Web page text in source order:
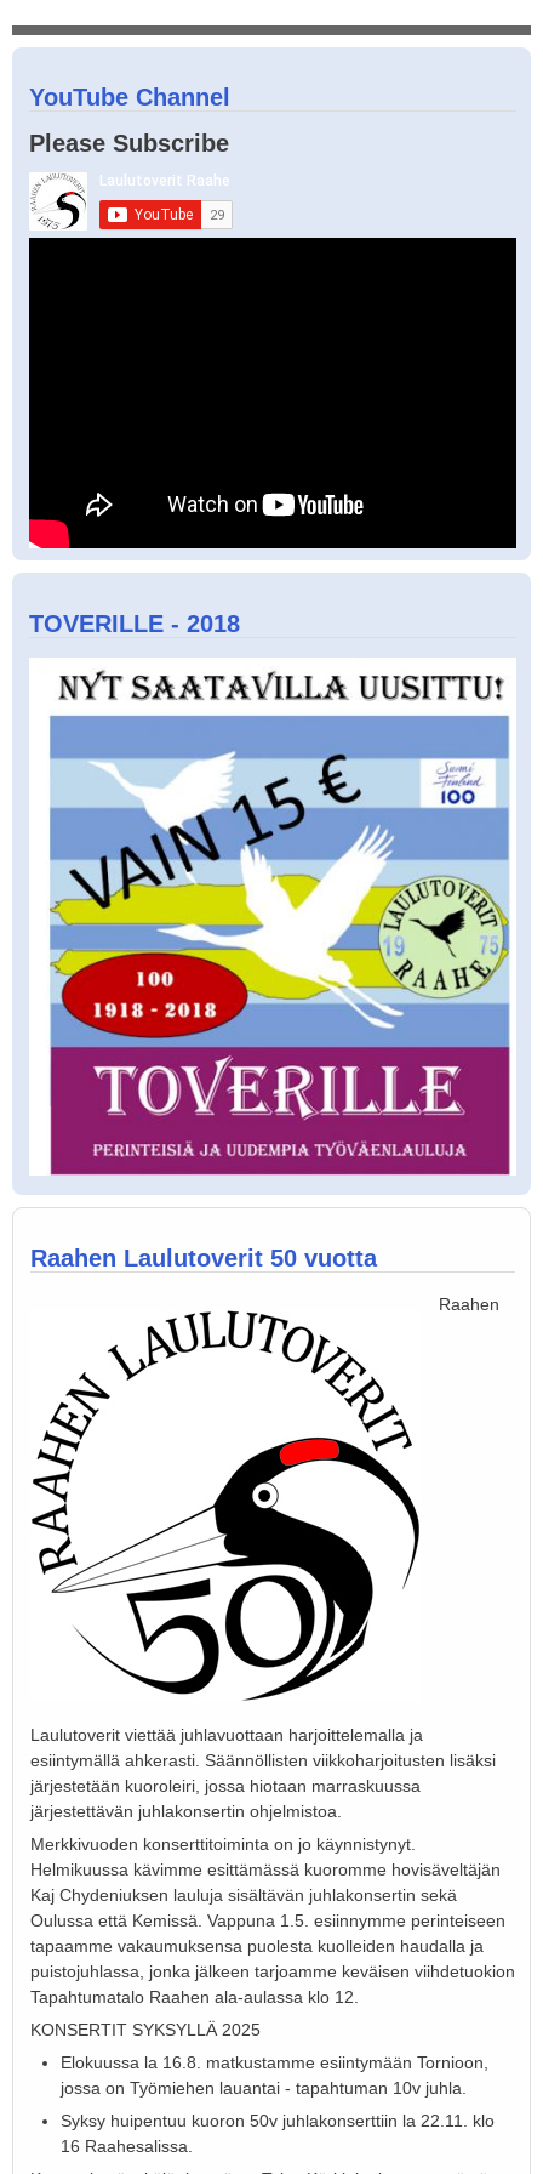
YouTube Channel
Please Subscribe
TOVERILLE - 2018
Raahen Laulutoverit 50 vuotta
Raahen
Laulutoverit viettää juhlavuottaan harjoittelemalla ja
esiintymällä ahkerasti. Säännöllisten viikkoharjoitusten lisäksi
järjestetään kuoroleiri, jossa hiotaan marraskuussa
järjestettävän juhlakonsertin ohjelmistoa.
Merkkivuoden konserttitoiminta on jo käynnistynyt.
Helmikuussa kävimme esittämässä kuoromme hovisäveltäjän
Kaj Chydeniuksen lauluja sisältävän juhlakonsertin sekä
Oulussa että Kemissä. Vappuna 1.5. esiinnymme perinteiseen
tapaamme vakaumuksensa puolesta kuolleiden haudalla ja
puistojuhlassa, jonka jälkeen tarjoamme keväisen viihdetuokion
Tapahtumatalo Raahen ala-aulassa klo 12.
KONSERTIT SYKSYLLÄ 2025
Elokuussa la 16.8. matkustamme esiintymään Tornioon,
jossa on Työmiehen lauantai - tapahtuman 10v juhla.
Syksy huipentuu kuoron 50v juhlakonserttiin la 22.11. klo
16 Raahesalissa.